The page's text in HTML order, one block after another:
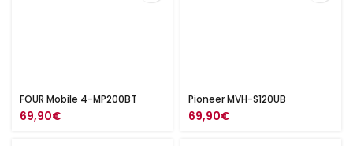
FOUR Mobile 4-MP200BT
69,90€
Pioneer MVH-S120UB
69,90€